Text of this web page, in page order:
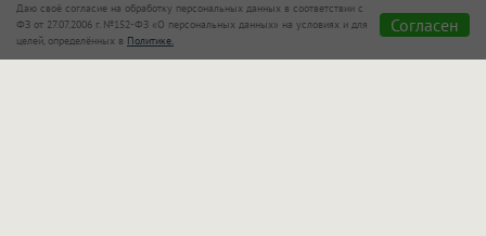
Даю своё согласие на обработку персональных данных в соответствии с
ФЗ от 27.07.2006 г. №152-ФЗ «О персональных данных» на условиях и для
целей, определённых в Политике.
Согласен